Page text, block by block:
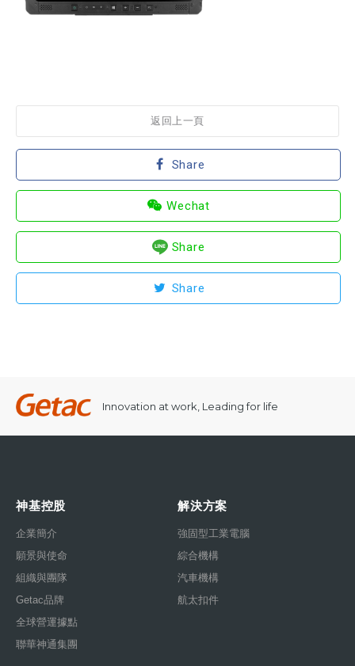
返回上一頁
Share
Wechat
Share
Share
Innovation at work, Leading for life
神基控股
企業簡介
願景與使命
組織與團隊
Getac品牌
全球營運據點
聯華神通集團
解決方案
強固型工業電腦
綜合機構
汽車機構
航太扣件